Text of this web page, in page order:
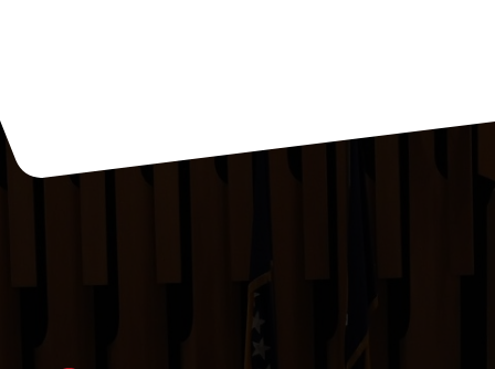
Primjene Zakona o porezu
te način popunjava